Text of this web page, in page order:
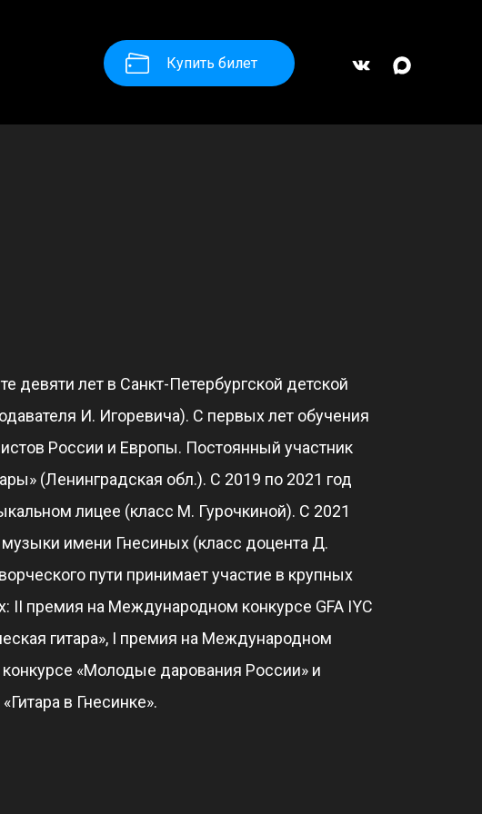
Купить билет
девяти лет в Санкт-Петербургской детской
И. Игоревича). С первых лет обучения
России и Европы. Постоянный участник
(Ленинградская обл.). С 2019 по 2021 год
лицее (класс М. Гурочкиной). С 2021
имени Гнесиных (класс доцента Д.
пути принимает участие в крупных
II премия на Международном конкурсе GFA IYC
гитара», I премия на Международном
«Молодые дарования России» и
в Гнесинке».